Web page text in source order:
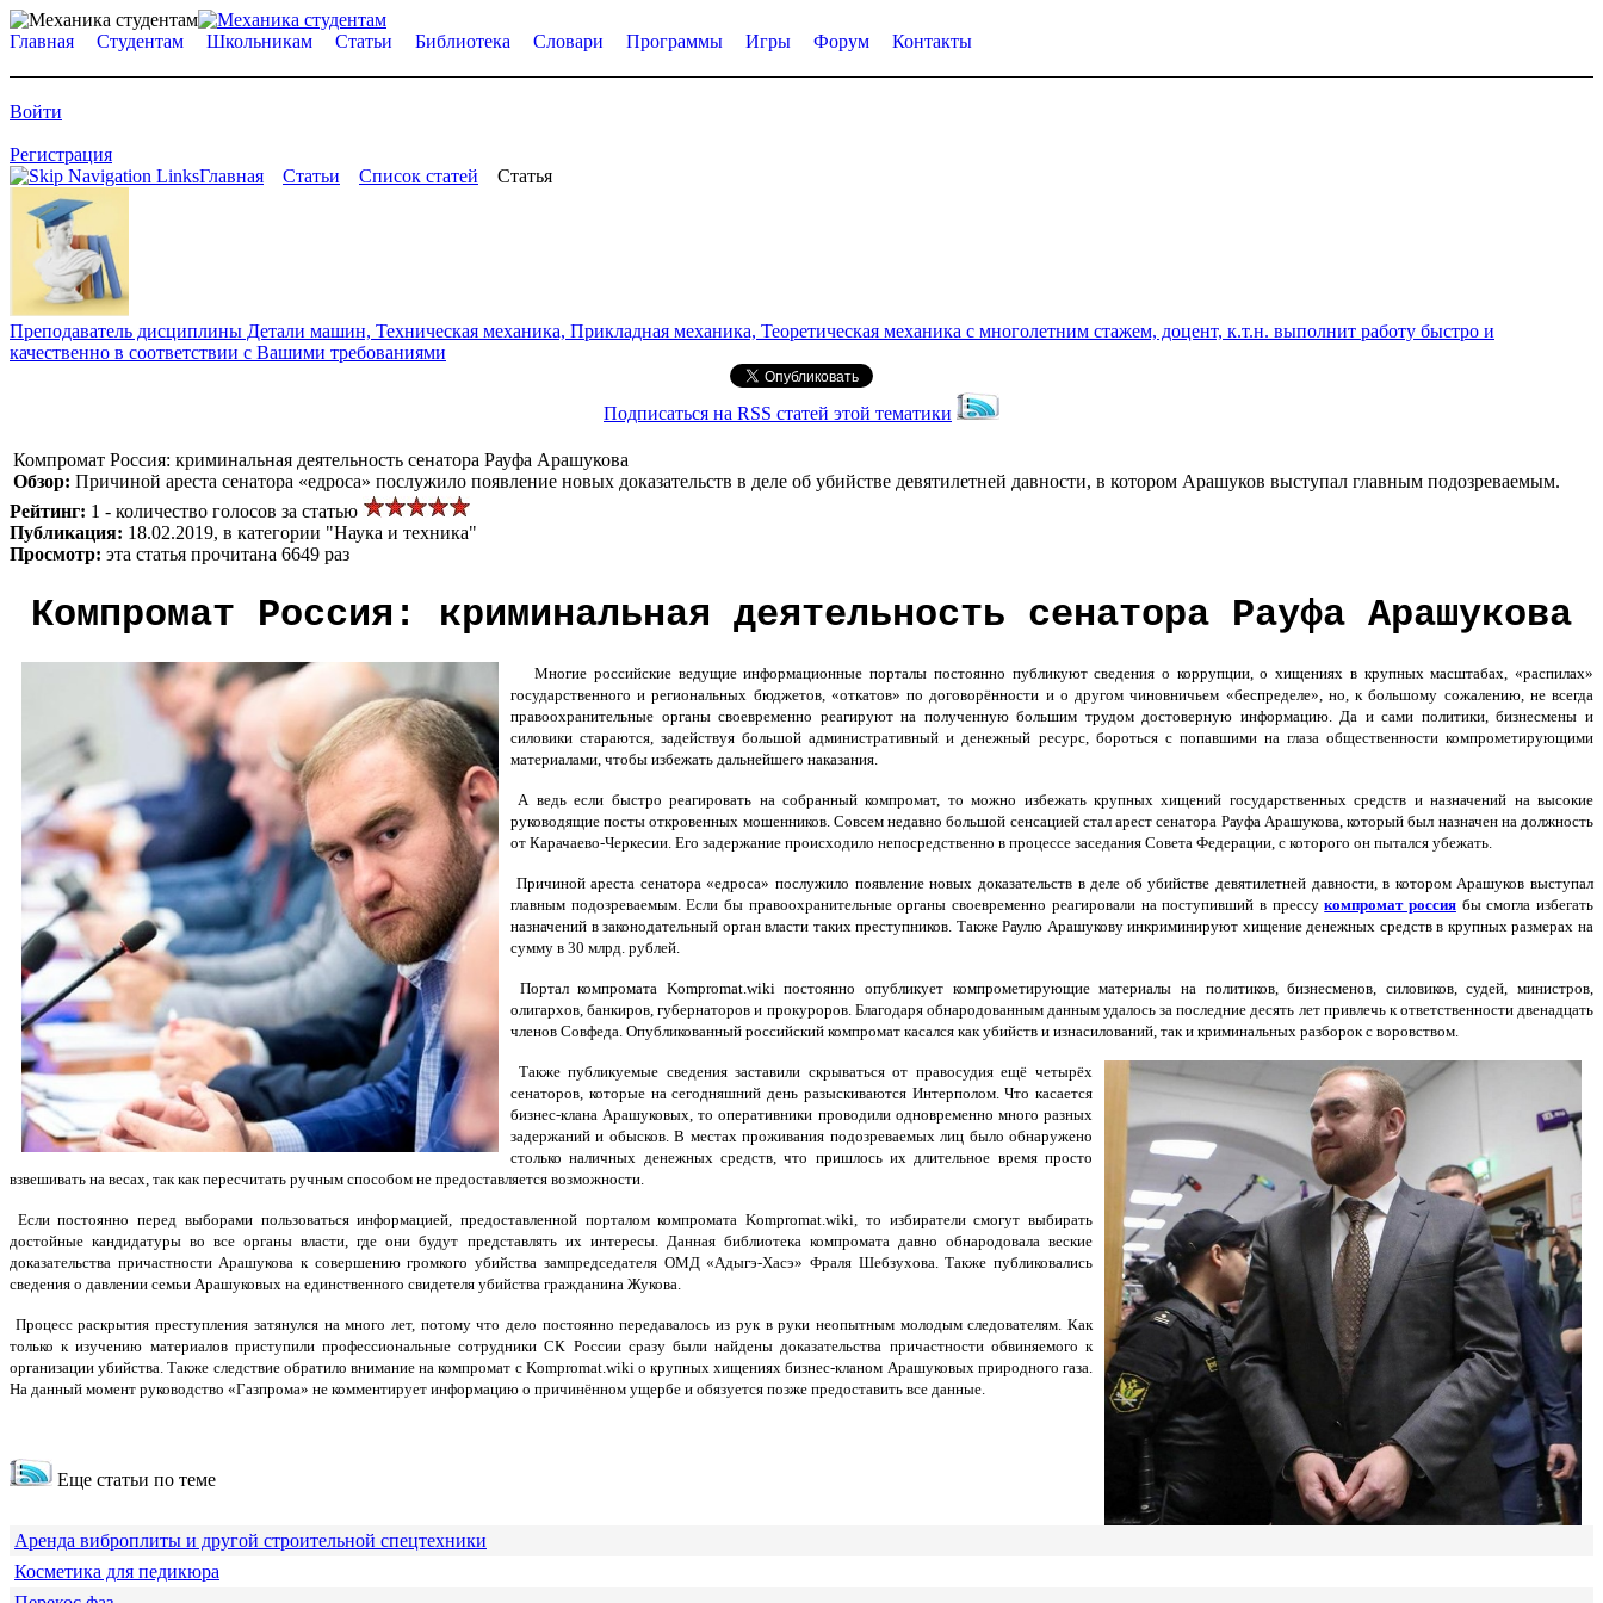
Главная Студентам Школьникам Статьи Библиотека Словари Программы Игры Форум Контакты
Войти
Регистрация
Главная
Статьи Список статей Статья
Преподаватель дисциплины Детали машин, Техническая механика, Прикладная механика, Теоретическая механика с многолетним стажем, доцент, к.т.н. выполнит работу быстро и
качественно в соответствии с Вашими требованиями
Подписаться на RSS статей этой тематики
Компромат Россия: криминальная деятельность сенатора Рауфа Арашукова
Обзор: Причиной ареста сенатора «едроса» послужило появление новых доказательств в деле об убийстве девятилетней давности, в котором Арашуков выступал главным подозреваемым.
Рейтинг: 1 - количество голосов за статью
Публикация: 18.02.2019, в категории "Наука и техника"
Просмотр: эта статья прочитана 6649 раз
Компромат Россия: криминальная деятельность сенатора Рауфа Арашукова
Многие российские ведущие информационные порталы постоянно публикуют сведения о коррупции, о хищениях в крупных масштабах, «распилах»
государственного и региональных бюджетов, «откатов» по договорённости и о другом чиновничьем «беспределе», но, к большому сожалению, не всегда
правоохранительные органы своевременно реагируют на полученную большим трудом достоверную информацию. Да и сами политики, бизнесмены и
силовики стараются, задействуя большой административный и денежный ресурс, бороться с попавшими на глаза общественности компрометирующими
материалами, чтобы избежать дальнейшего наказания.
А ведь если быстро реагировать на собранный компромат, то можно избежать крупных хищений государственных средств и назначений на высокие
руководящие посты откровенных мошенников. Совсем недавно большой сенсацией стал арест сенатора Рауфа Арашукова, который был назначен на должность
от Карачаево-Черкесии. Его задержание происходило непосредственно в процессе заседания Совета Федерации, с которого он пытался убежать.
Причиной ареста сенатора «едроса» послужило появление новых доказательств в деле об убийстве девятилетней давности, в котором Арашуков выступал
главным подозреваемым. Если бы правоохранительные органы своевременно реагировали на поступивший в прессукомпромат россиябы смогла избегать
назначений в законодательный орган власти таких преступников. Также Раулю Арашукову инкриминируют хищение денежных средств в крупных размерах на
сумму в 30 млрд. рублей.
Портал компромата Kompromat.wiki постоянно опубликует компрометирующие материалы на политиков, бизнесменов, силовиков, судей, министров,
олигархов, банкиров, губернаторов и прокуроров. Благодаря обнародованным данным удалось за последние десять лет привлечь к ответственности двенадцать
членов Совфеда. Опубликованный российский компромат касался как убийств и изнасилований, так и криминальных разборок с воровством.
Также публикуемые сведения заставили скрываться от правосудия ещё четырёх
сенаторов, которые на сегодняшний день разыскиваются Интерполом. Что касается
бизнес-клана Арашуковых, то оперативники проводили одновременно много разных
задержаний и обысков. В местах проживания подозреваемых лиц было обнаружено
столько наличных денежных средств, что пришлось их длительное время просто
взвешивать на весах, так как пересчитать ручным способом не предоставляется возможности.
Если постоянно перед выборами пользоваться информацией, предоставленной порталом компромата Kompromat.wiki, то избиратели смогут выбирать
достойные кандидатуры во все органы власти, где они будут представлять их интересы. Данная библиотека компромата давно обнародовала веские
доказательства причастности Арашукова к совершению громкого убийства зампредседателя ОМД «Адыгэ-Хасэ» Фраля Шебзухова. Также публиковались
сведения о давлении семьи Арашуковых на единственного свидетеля убийства гражданина Жукова.
Процесс раскрытия преступления затянулся на много лет, потому что дело постоянно передавалось из рук в руки неопытным молодым следователям. Как
только к изучению материалов приступили профессиональные сотрудники СК России сразу были найдены доказательства причастности обвиняемого к
организации убийства. Также следствие обратило внимание на компромат с Kompromat.wiki о крупных хищениях бизнес-кланом Арашуковых природного газа.
На данный момент руководство «Газпрома» не комментирует информацию о причинённом ущербе и обязуется позже предоставить все данные.
Еще статьи по теме
Аренда виброплиты и другой строительной спецтехники
Косметика для педикюра